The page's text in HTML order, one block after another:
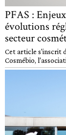
PFAS :
évolutions
secteur
Cet article s'inscrit
Cosmébio,